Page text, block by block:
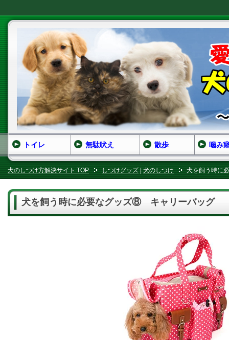
犬のしつけ方解決サイト TOP しつけグッズ 犬のしつけ 犬を飼う時に
犬を飼う時に必要なグッズ⑧ キャリーバッグ
トイレ 無駄吠え 散歩 噛み